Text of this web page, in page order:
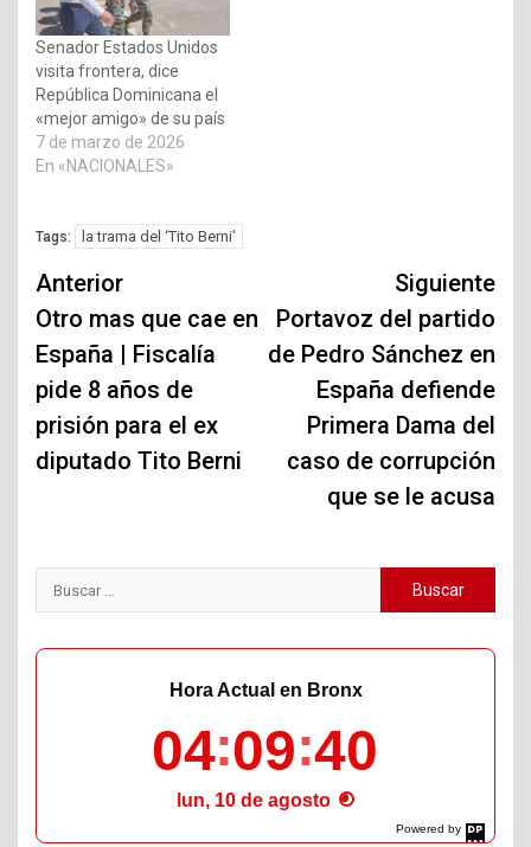
Senador Estados Unidos
visita frontera, dice
República Dominicana el
«mejor amigo» de su país
7 de marzo de 2026
En «NACIONALES»
Tags: la trama del ‘Tito Berni’
Navegación
de
entradas
Anterior
Otro mas que cae en
España | Fiscalía
pide 8 años de
prisión para el ex
diputado Tito Berni
Siguiente
Portavoz del partido
de Pedro Sánchez en
España defiende
Primera Dama del
caso de corrupción
que se le acusa
Buscar:
Powered by
DaysPedia.com
Hora Actual en Bronx
04 09 41
lun, 10 de agosto